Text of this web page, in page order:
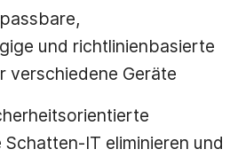
und richtlinienbasierte
verschiedene Geräte
Schatten-IT eliminieren und